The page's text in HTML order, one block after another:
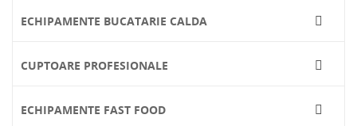
ECHIPAMENTE BUCATARIE CALDA 
CUPTOARE PROFESIONALE 
ECHIPAMENTE FAST FOOD 